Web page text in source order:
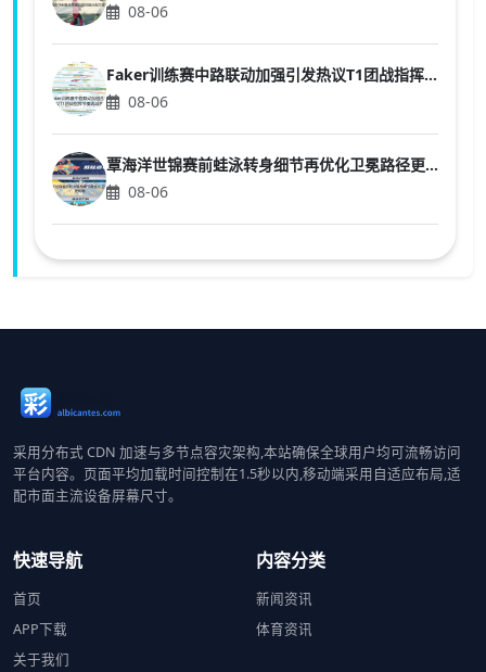
08-06
Faker训练赛中路联动加强引发热议T1团战指挥节奏再成焦点
08-06
覃海洋世锦赛前蛙泳转身细节再优化卫冕路径更明确
08-06
采用分布式 CDN 加速与多节点容灾架构,本站确保全球用户均可流畅访问
平台内容。页面平均加载时间控制在1.5秒以内,移动端采用自适应布局,适
配市面主流设备屏幕尺寸。
快速导航
首页
APP下载
关于我们
内容分类
新闻资讯
体育资讯